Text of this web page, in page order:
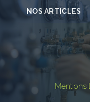
NOS ARTICLES
Mentions